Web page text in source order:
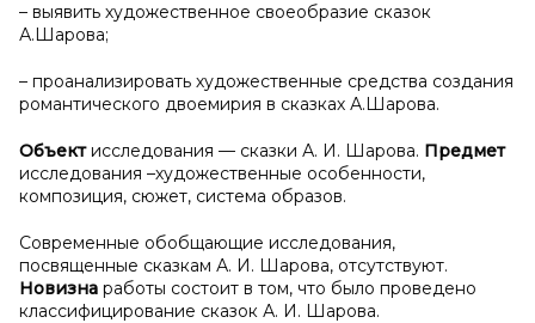
– выявить художественное своеобразие сказок
А.Шарова;
– проанализировать художественные средства создания
романтического двоемирия в сказках А.Шарова.
Объектисследования — сказки А. И. Шарова. Предмет
исследования –художественные особенности,
композиция, сюжет, система образов.
Современные обобщающие исследования,
посвященные сказкам А. И. Шарова, отсутствуют.
Новизна работы состоит в том, что было проведено
классифицирование сказок А. И. Шарова.